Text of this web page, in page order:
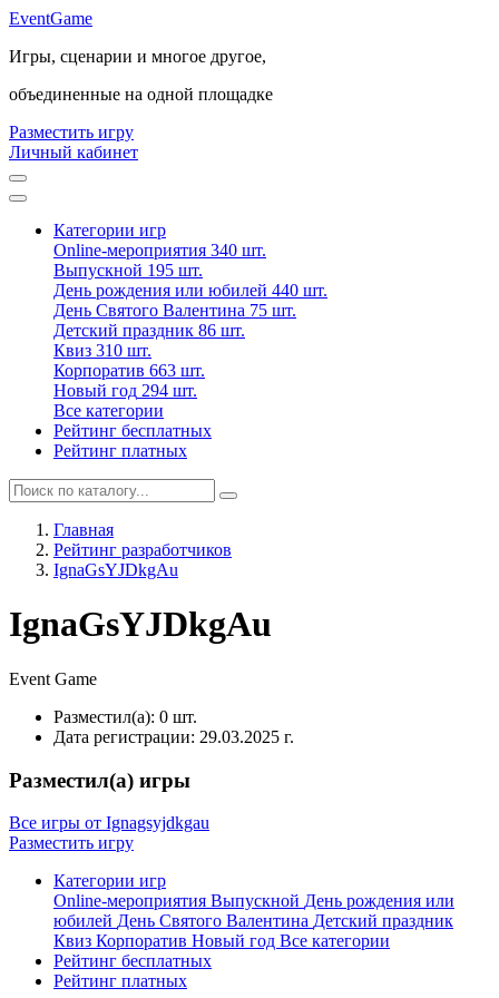
EventGame
Игры, сценарии и многое другое,
объединенные на одной площадке
Разместить игру
Личный кабинет
Категории игр
Online-мероприятия 340 шт.
Выпускной 195 шт.
День рождения или юбилей 440 шт.
День Святого Валентина 75 шт.
Детский праздник 86 шт.
Квиз 310 шт.
Корпоратив 663 шт.
Новый год 294 шт.
Все категории
Рейтинг бесплатных
Рейтинг платных
Главная
Рейтинг разработчиков
IgnaGsYJDkgAu
IgnaGsYJDkgAu
Event Game
Разместил(а): 0 шт.
Дата регистрации: 29.03.2025 г.
Разместил(а) игры
Все игры от Ignagsyjdkgau
Разместить игру
Категории игр
Online-мероприятия Выпускной День рождения или
юбилей День Святого Валентина Детский праздник
Квиз Корпоратив Новый год Все категории
Рейтинг бесплатных
Рейтинг платных